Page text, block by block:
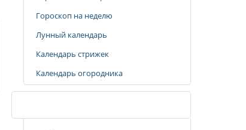
Гороскоп на неделю
Лунный календарь
Календарь стрижек
Календарь огородника